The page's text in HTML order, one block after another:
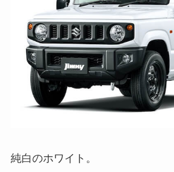
純白のホワイト。